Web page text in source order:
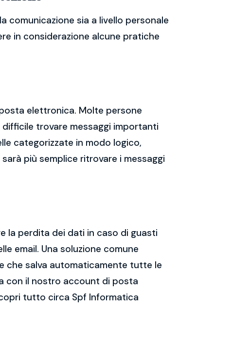
comunicazione sia a livello personale
in considerazione alcune pratiche
elettronica. Molte persone
trovare messaggi importanti
categorizzate in modo logico,
più semplice ritrovare i messaggi
la perdita dei dati in caso di guasti
email. Una soluzione comune
che salva automaticamente tutte le
con il nostro account di posta
tutto circa Spf Informatica